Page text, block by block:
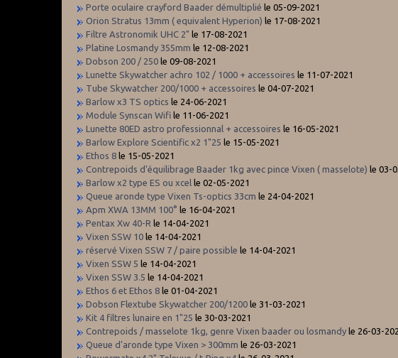
Porte oculaire crayford Baader démultiplié le 05-09-2021
Orion Stratus 13mm ( equivalent Hyperion) le 17-08-2021
Filtre Astronomik UHC 2" le 17-08-2021
Platine Losmandy 355mm le 12-08-2021
Dobson 200 / 250 le 09-08-2021
Lunette Skywatcher achro 102 / 1000 + accessoires le 11-07-2021
Tube Skywatcher 200/1000 + accessoires le 04-07-2021
Barlow x3 TS optics le 24-06-2021
Module Synscan Wifi le 11-06-2021
Lunette 80ED astro professionnal + accessoires le 16-05-2021
Barlow Explore Scientific x2 1"25 le 15-05-2021
Ethos 8 le 15-05-2021
Contrepoids d'équilibrage Baader 1kg avec pince Vixen ( masselote) le 03-
Barlow x2 type ES ou xcel le 02-05-2021
Queue aronde type Vixen Ts-optics 33cm le 24-04-2021
Apm XWA 13MM 100° le 16-04-2021
Pentax Xw 40-R le 14-04-2021
Vixen SSW 10 le 14-04-2021
réservé Vixen SSW 7 / paire possible le 14-04-2021
Vixen SSW 5 le 14-04-2021
Vixen SSW 3.5 le 14-04-2021
Ethos 6 et Ethos 8 le 01-04-2021
Dobson Flextube Skywatcher 200/1200 le 31-03-2021
Kit 4 filtres lunaire en 1"25 le 30-03-2021
Contrepoids / masselote 1kg, genre Vixen baader ou losmandy le 26-03-
Queue d'aronde type Vixen > 300mm le 26-03-2021